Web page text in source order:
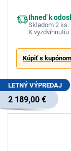
Ihneď k
Skladom 2 ks.
K vyzdvihnutiu
Kúpiť s kupónom
LETNÝ VÝPREDAJ
2 189,00 €